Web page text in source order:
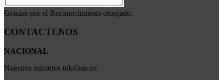
Gracias por el Reconocimiento otorgado.
CONTACTENOS
NACIONAL
Nuestros números telefónicos: